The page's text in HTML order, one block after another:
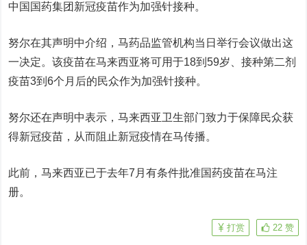
中国国药集团新冠疫苗作为加强针接种。
努尔在其声明中介绍，马药品监管机构当日举行会议做出这
一决定。该疫苗在马来西亚将可用于18到59岁、接种第二剂
疫苗3到6个月后的民众作为加强针接种。
努尔还在声明中表示，马来西亚卫生部门致力于保障民众获
得新冠疫苗，从而阻止新冠疫情在马传播。
此前，马来西亚已于去年7月有条件批准国药疫苗在马注
册。
22 赞
打赏